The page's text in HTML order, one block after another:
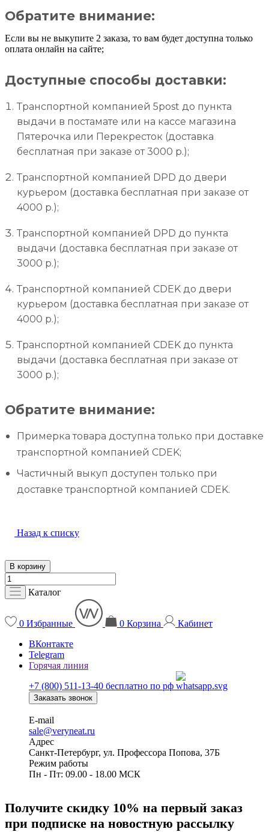
Обратите внимание:
Если вы не выкупите 2 заказа, то вам будет доступна только
оплата онлайн на сайте;
Доступные способы доставки:
Транспортной компанией 5post до пункта
выдачи в постамате или на кассе магазина
Пятерочка или Перекресток (доставка
бесплатная при заказе от 3000 р.);
Транспортной компанией DPD до двери
курьером (доставка бесплатная при заказе от
4000 р.);
Транспортной компанией DPD до пункта
выдачи (доставка бесплатная при заказе от
3000 р.);
Транспортной компанией CDEK до двери
курьером (доставка бесплатная при заказе от
4000 р.);
Транспортной компанией CDEK до пункта
выдачи (доставка бесплатная при заказе от
3000 р.);
Обратите внимание:
Примерка товара доступна только при доставке
транспортной компанией CDEK;
Частичный выкуп доступен только при
доставке транспортной компанией CDEK.
Назад к списку
В корзину
Каталог
0 Избранные 0 Корзина
Кабинет
ВКонтакте
Telegram
Горячая линия
+7 (800) 511-13-40 бесплатно по рф
Заказать звонок
E-mail
sale@veryneat.ru
Адрес
Санкт-Петербург, ул. Профессора Попова, 37Б
Режим работы
Пн - Пт: 09.00 - 18.00 МСК
Получите скидку 10% на первый заказ
при подписке на новостную рассылку